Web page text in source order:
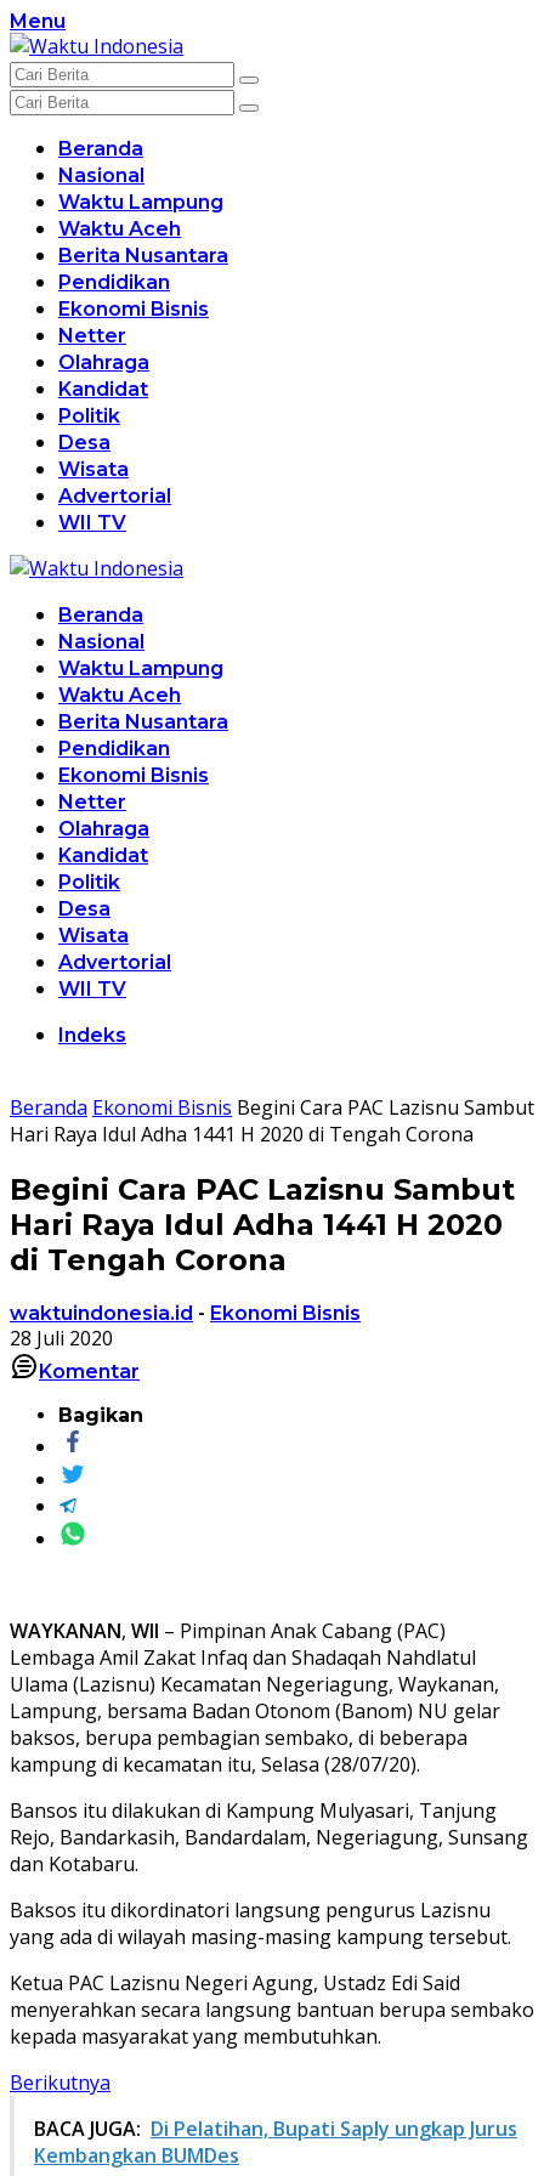
Langsung
ke
konten
Menu
Beranda
Nasional
Waktu Lampung
Waktu Aceh
Berita Nusantara
Pendidikan
Ekonomi Bisnis
Netter
Olahraga
Kandidat
Politik
Desa
Wisata
Advertorial
WII TV
Beranda
Nasional
Waktu Lampung
Waktu Aceh
Berita Nusantara
Pendidikan
Ekonomi Bisnis
Netter
Olahraga
Kandidat
Politik
Desa
Wisata
Advertorial
WII TV
Indeks
Beranda Ekonomi Bisnis Begini Cara PAC Lazisnu Sambut
Hari Raya Idul Adha 1441 H 2020 di Tengah Corona
Begini Cara PAC Lazisnu Sambut
Hari Raya Idul Adha 1441 H 2020
di Tengah Corona
waktuindonesia.id - Ekonomi Bisnis
28 Juli 2020
Komentar
Bagikan
WAYKANAN, WII – Pimpinan Anak Cabang (PAC)
Lembaga Amil Zakat Infaq dan Shadaqah Nahdlatul
Ulama (Lazisnu) Kecamatan Negeriagung, Waykanan,
Lampung, bersama Badan Otonom (Banom) NU gelar
baksos, berupa pembagian sembako, di beberapa
kampung di kecamatan itu, Selasa (28/07/20).
Bansos itu dilakukan di Kampung Mulyasari, Tanjung
Rejo, Bandarkasih, Bandardalam, Negeriagung, Sunsang
dan Kotabaru.
Baksos itu dikordinatori langsung pengurus Lazisnu
yang ada di wilayah masing-masing kampung tersebut.
Ketua PAC Lazisnu Negeri Agung, Ustadz Edi Said
menyerahkan secara langsung bantuan berupa sembako
kepada masyarakat yang membutuhkan.
Berikutnya
BACA JUGA: Di Pelatihan, Bupati Saply ungkap Jurus
Kembangkan BUMDes